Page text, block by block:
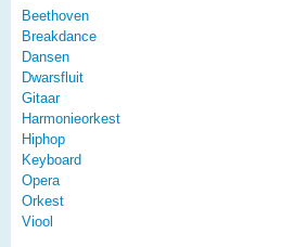
Beethoven
Breakdance
Dansen
Dwarsfluit
Gitaar
Harmonieorkest
Hiphop
Keyboard
Opera
Orkest
Viool